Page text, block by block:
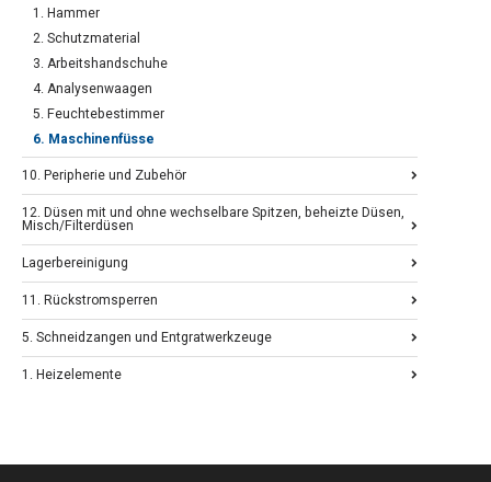
1. Hammer
2. Schutzmaterial
3. Arbeitshandschuhe
4. Analysenwaagen
5. Feuchtebestimmer
6. Maschinenfüsse
10. Peripherie und Zubehör
12. Düsen mit und ohne wechselbare Spitzen, beheizte Düsen,
Misch/Filterdüsen
Lagerbereinigung
11. Rückstromsperren
5. Schneidzangen und Entgratwerkzeuge
1. Heizelemente